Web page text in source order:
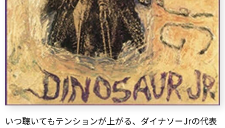
いつ聴いてもテンションが上がる、ダイナソーJrの代表